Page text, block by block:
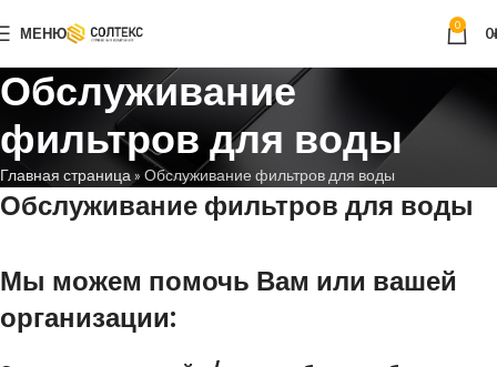
МЕНЮ 0 0
Обслуживание
фильтров для воды
Главная страница » Обслуживание фильтров для воды
Обслуживание фильтров для воды
Мы можем помочь Вам или вашей
организации: